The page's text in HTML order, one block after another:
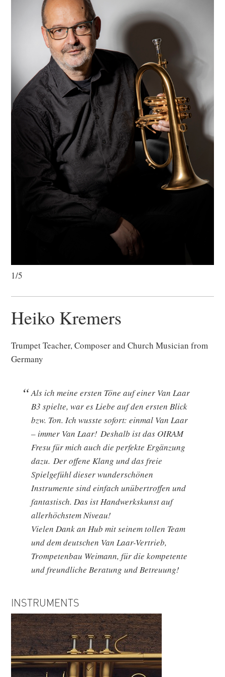
1/5
Heiko Kremers
Trumpet Teacher, Composer and Church Musician from
Germany
Als ich meine ersten Töne auf einer Van Laar
B3 spielte, war es Liebe auf den ersten Blick
bzw. Ton. Ich wusste sofort: einmal Van Laar
– immer Van Laar! Deshalb ist das OIRAM
Fresu für mich auch die perfekte Ergänzung
dazu. Der offene Klang und das freie
Spielgefühl dieser wunderschönen
Instrumente sind einfach unübertroffen und
fantastisch. Das ist Handwerkskunst auf
allerhöchstem Niveau!
Vielen Dank an Hub mit seinem tollen Team
und dem deutschen Van Laar-Vertrieb,
Trompetenbau Weimann, für die kompetente
und freundliche Beratung und Betreuung!
INSTRUMENTS